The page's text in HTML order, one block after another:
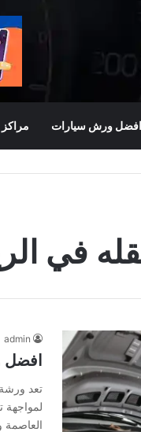
افضل ورش سيارات
في
admin
افضل
تعد ورشة
لمواجهة
العاصمة